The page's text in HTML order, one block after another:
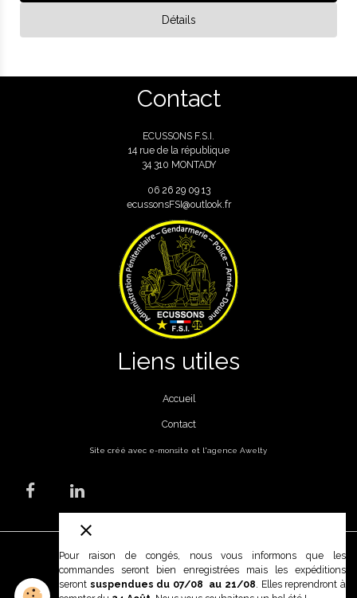
Détails
Contact
ECUSSONS F.S.I.
14 rue de la république
34 310 MONTADY
06 26 29 09 13
ecussonsFSI@outlook.fr
Liens utiles
Accueil
Contact
Site créé avec e-monsite et l'agence Awelty
Mentions légales
Conditions générales d'utilisation
Conditions générales de vente
Pour raison de congés, nous vous informons que les
commandes seront bien enregistrées mais les expéditions
seront suspendues du 07/08 au 21/08. Elles reprendront à